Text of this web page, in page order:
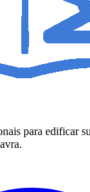
para edificar